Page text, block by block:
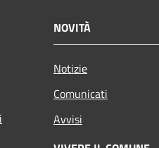
NOVITÀ
Notizie
Comunicati
Avvisi